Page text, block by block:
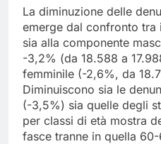
La diminuzione delle
emerge dal confronto
sia alla componente
-3,2% (da 18.588 a
femminile (-2,6%, da
Diminuiscono sia le
(-3,5%) sia quelle degli
per classi di età mostra
fasce tranne in quella